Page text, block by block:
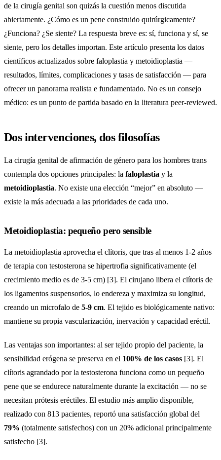
de la cirugía genital son quizás la cuestión menos discutida
abiertamente. ¿Cómo es un pene construido quirúrgicamente?
¿Funciona? ¿Se siente? La respuesta breve es: sí, funciona y sí, se
siente, pero los detalles importan. Este artículo presenta los datos
científicos actualizados sobre faloplastia y metoidioplastia —
resultados, límites, complicaciones y tasas de satisfacción — para
ofrecer un panorama realista e fundamentado. No es un consejo
médico: es un punto de partida basado en la literatura peer-reviewed.
Dos intervenciones, dos filosofías
La cirugía genital de afirmación de género para los hombres trans
contempla dos opciones principales: la faloplastia y la
metoidioplastia. No existe una elección “mejor” en absoluto —
existe la más adecuada a las prioridades de cada uno.
Metoidioplastia: pequeño pero sensible
La metoidioplastia aprovecha el clítoris, que tras al menos 1-2 años
de terapia con testosterona se hipertrofia significativamente (el
crecimiento medio es de 3-5 cm) [3]. El cirujano libera el clítoris de
los ligamentos suspensorios, lo endereza y maximiza su longitud,
creando un microfalo de 5-9 cm. El tejido es biológicamente nativo:
mantiene su propia vascularización, inervación y capacidad eréctil.
Las ventajas son importantes: al ser tejido propio del paciente, la
sensibilidad erógena se preserva en el 100% de los casos [3]. El
clítoris agrandado por la testosterona funciona como un pequeño
pene que se endurece naturalmente durante la excitación — no se
necesitan prótesis eréctiles. El estudio más amplio disponible,
realizado con 813 pacientes, reportó una satisfacción global del
79% (totalmente satisfechos) con un 20% adicional principalmente
satisfecho [3].